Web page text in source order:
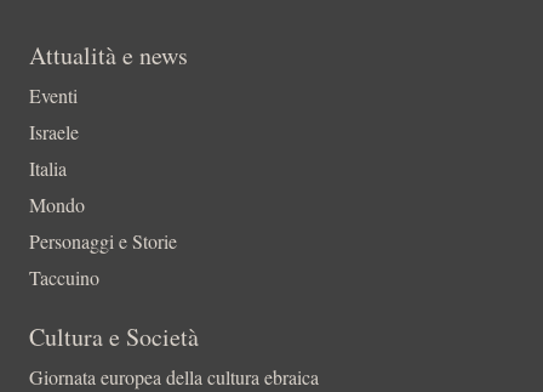
Attualità e news
Eventi
Israele
Italia
Mondo
Personaggi e Storie
Taccuino
Cultura e Società
Giornata europea della cultura ebraica